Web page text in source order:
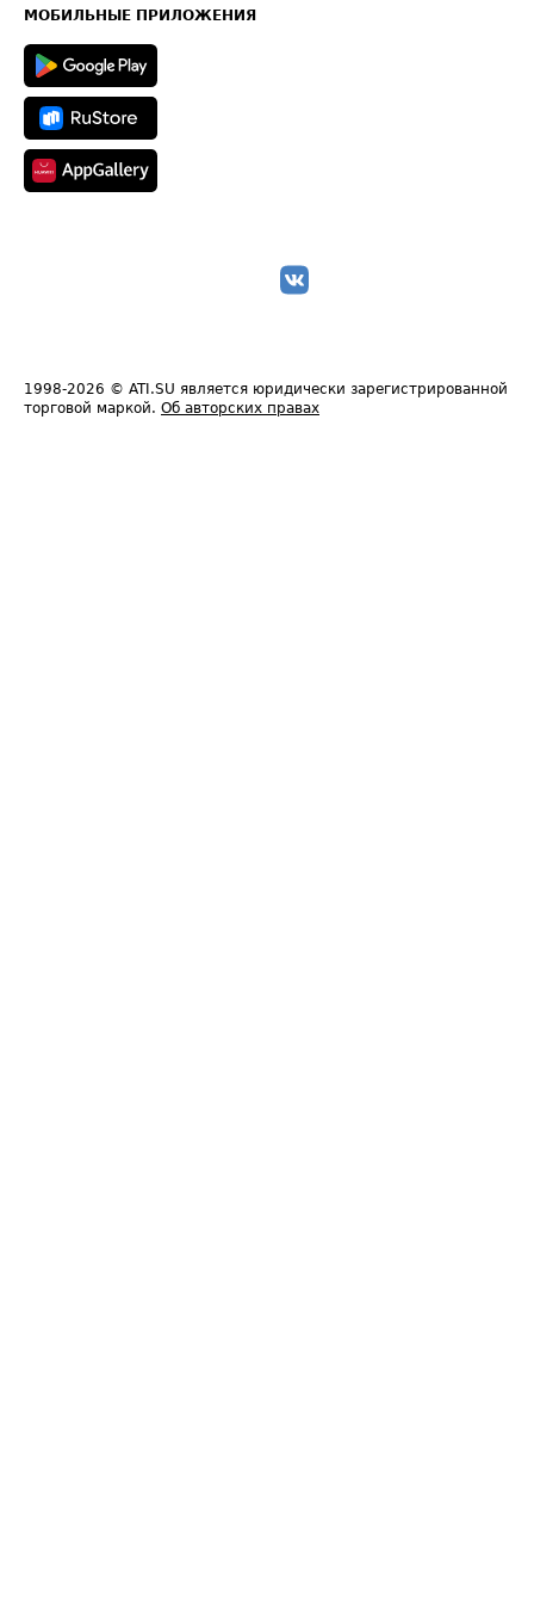
Техническая информация
МОБИЛЬНЫЕ ПРИЛОЖЕНИЯ
1998-2026 © ATI.SU является юридически зарегистрированной
торговой маркой. Об авторских правах